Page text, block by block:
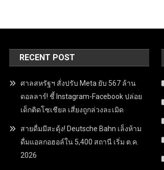
RECENT POST
ศาลสหรัฐฯ สั่งปรับ Meta ยับ 567 ล้าน
ดอลลาร์! ชี้ Instagram-Facebook ปล่อย
เด็กติดโซเชียล เสี่ยงถูกล่วงละเมิด
สายดื่มมีสะดุ้ง! Deutsche Bahn เล็งห้าม
ดื่มแอลกอฮอล์ใน 5,400 สถานี เริ่ม ต.ค.
2026